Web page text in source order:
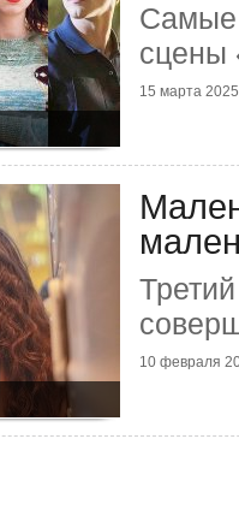
сцены
15 марта 2025
10 февраля